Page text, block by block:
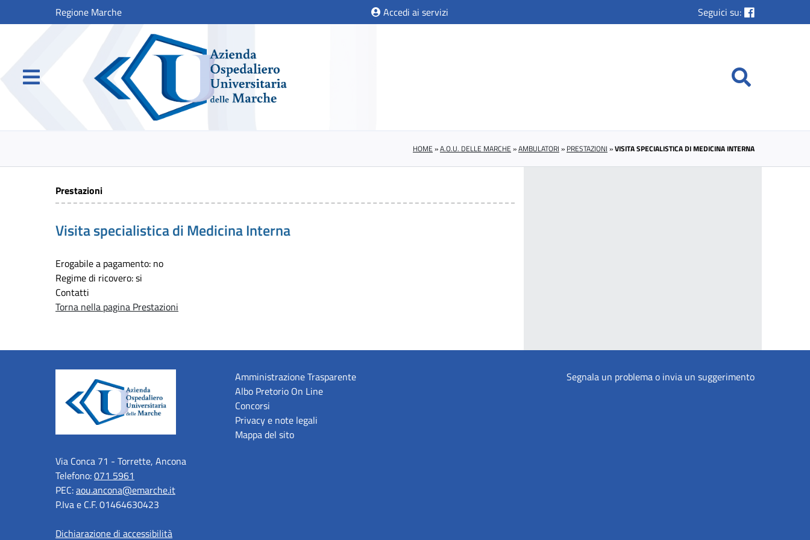
Regione Marche Accedi ai servizi Seguici su:
HOME »A.O.U. DELLE MARCHE »AMBULATORI » PRESTAZIONI »VISITA SPECIALISTICA DI MEDICINA INTERNA
Prestazioni
Visita specialistica di Medicina Interna
Erogabile a pagamento: no
Regime di ricovero: si
Contatti
Torna nella pagina Prestazioni
Via Conca 71 - Torrette, Ancona
Telefono:071 5961
PEC:aou.ancona@emarche.it
P.Iva e C.F. 01464630423
Dichiarazione di accessibilità
Amministrazione Trasparente
Albo Pretorio On Line
Concorsi
Privacy e note legali
Mappa del sito
Segnala un problema o invia un suggerimento